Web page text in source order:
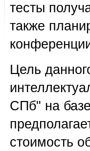
тесты
также
Цель
СПб" на
стоимость